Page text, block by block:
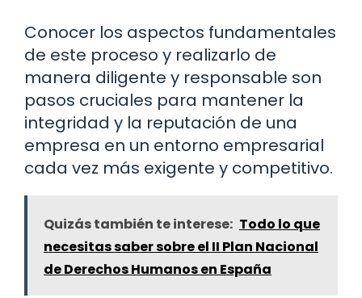
Conocer los aspectos fundamentales
de este proceso y realizarlo de
manera diligente y responsable son
pasos cruciales para mantener la
integridad y la reputación de una
empresa en un entorno empresarial
cada vez más exigente y competitivo.
Quizás también te interese: Todo lo que
necesitas saber sobre el II Plan Nacional
de Derechos Humanos en España